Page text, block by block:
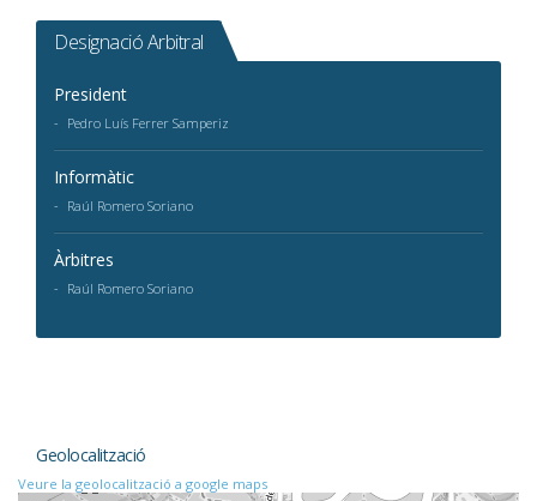
Designació Arbitral
President
Pedro Luís Ferrer Samperiz
Informàtic
Raúl Romero Soriano
Àrbitres
Raúl Romero Soriano
Geolocalització
Veure la geolocalització a google maps